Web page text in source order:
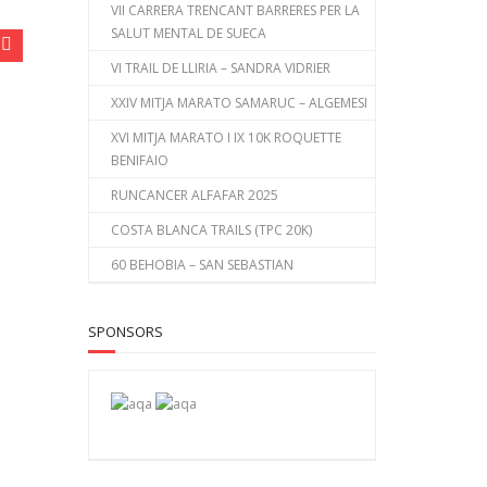
VII CARRERA TRENCANT BARRERES PER LA
SALUT MENTAL DE SUECA
VI TRAIL DE LLIRIA – SANDRA VIDRIER
XXIV MITJA MARATO SAMARUC – ALGEMESI
XVI MITJA MARATO I IX 10K ROQUETTE
BENIFAIO
RUNCANCER ALFAFAR 2025
COSTA BLANCA TRAILS (TPC 20K)
60 BEHOBIA – SAN SEBASTIAN
SPONSORS